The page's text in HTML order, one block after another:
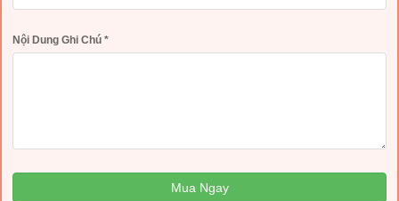
Nội Dung Ghi Chú *
Mua Ngay